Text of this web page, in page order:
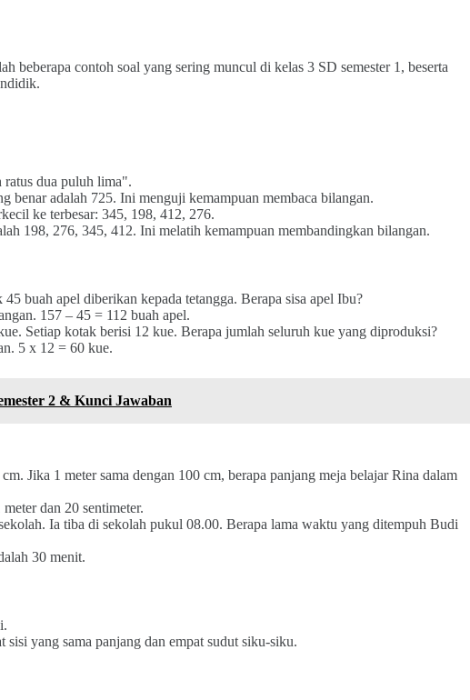
beberapa contoh soal yang sering muncul di kelas 3 SD semester 1, beserta
dua puluh lima".
benar adalah 725. Ini menguji kemampuan membaca bilangan.
ke terbesar: 345, 198, 412, 276.
198, 276, 345, 412. Ini melatih kemampuan membandingkan bilangan.
buah apel diberikan kepada tetangga. Berapa sisa apel Ibu?
157 – 45 = 112 buah apel.
Setiap kotak berisi 12 kue. Berapa jumlah seluruh kue yang diproduksi?
5 x 12 = 60 kue.
2 & Kunci Jawaban
Jika 1 meter sama dengan 100 cm, berapa panjang meja belajar Rina dalam
dan 20 sentimeter.
Ia tiba di sekolah pukul 08.00. Berapa lama waktu yang ditempuh Budi
30 menit.
sisi yang sama panjang dan empat sudut siku-siku.